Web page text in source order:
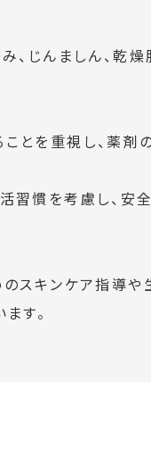
、じんましん、乾
とを重視し、薬剤
習慣を考慮し、安
スキンケア指導
す。